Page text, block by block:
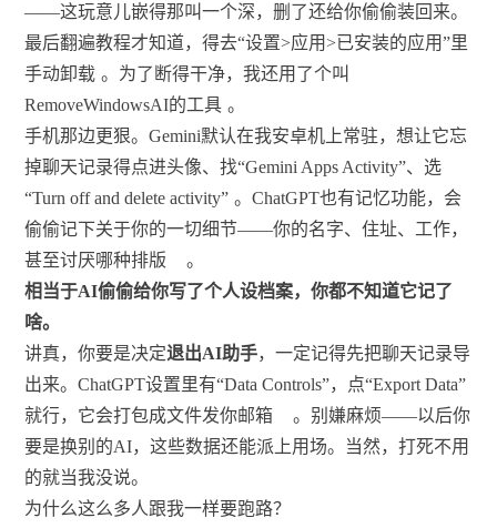
——这玩意儿嵌得那叫一个深，删了还给你偷偷装回来。
最后翻遍教程才知道，得去“设置>应用>已安装的应用”里
手动卸载 。为了断得干净，我还用了个叫
RemoveWindowsAI的工具 。
手机那边更狠。Gemini默认在我安卓机上常驻，想让它忘
掉聊天记录得点进头像、找“Gemini Apps Activity”、选
“Turn off and delete activity” 。ChatGPT也有记忆功能，会
偷偷记下关于你的一切细节——你的名字、住址、工作，
甚至讨厌哪种排版
。
相当于AI偷偷给你写了个人设档案，你都不知道它记了
啥。
讲真，你要是决定退出AI助手，一定记得先把聊天记录导
出来。ChatGPT设置里有“Data Controls”，点“Export Data”
就行，它会打包成文件发你邮箱
。别嫌麻烦——以后你
要是换别的AI，这些数据还能派上用场。当然，打死不用
的就当我没说。
为什么这么多人跟我一样要跑路？